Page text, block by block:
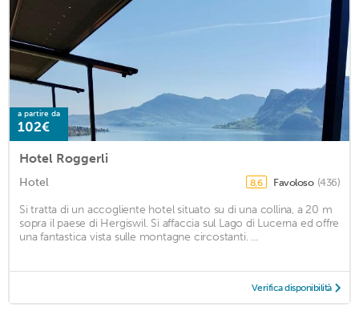
a partire da
102€
Hotel Roggerli
Hotel 8,6 Favoloso (436)
Si tratta di un accogliente hotel situato su di una collina, a 20 m
sopra il paese di Hergiswil. Si affaccia sul Lago di Lucerna ed offre
una fantastica vista sulle montagne circostanti. ...
Verifica disponibilità